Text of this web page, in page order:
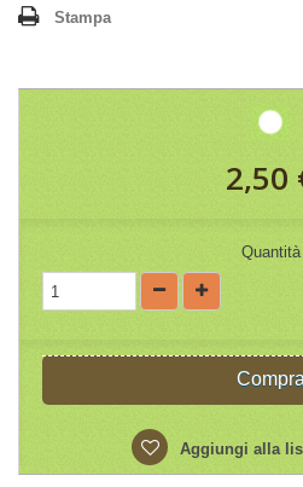
Stampa
2,50
Quantità
Compra
Aggiungi alla